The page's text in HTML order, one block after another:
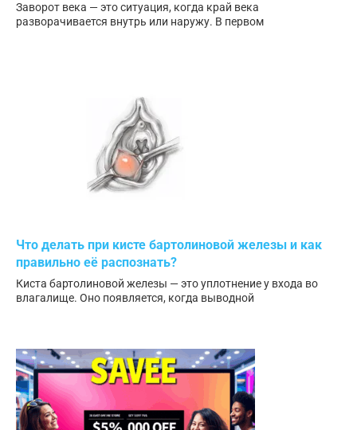
Заворот века — это ситуация, когда край века
разворачивается внутрь или наружу. В первом
Что делать при кисте бартолиновой железы и как
правильно её распознать?
Киста бартолиновой железы — это уплотнение у входа во
влагалище. Оно появляется, когда выводной